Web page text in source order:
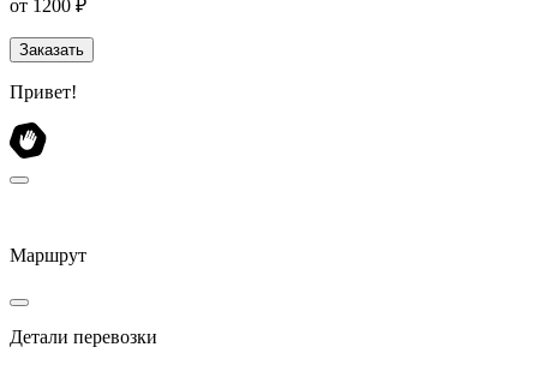
от 1200 ₽
Заказать
Привет!
Маршрут
Детали перевозки